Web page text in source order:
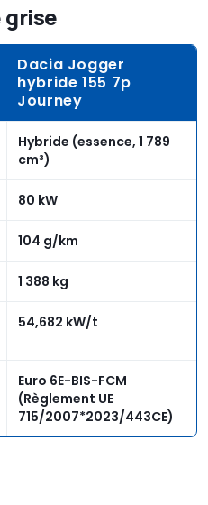
grise
Dacia Jogger
hybride 155 7p
Journey
Hybride (essence, 1 789
cm³)
80 kW
104 g/km
1 388 kg
54,682 kW/t
Euro 6E-BIS-FCM
(Règlement UE
715/2007*2023/443CE)